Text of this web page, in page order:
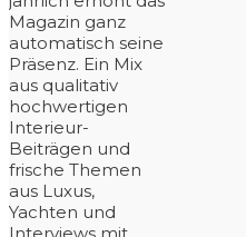
Magazin ganz
automatisch seine
Präsenz. Ein Mix
aus qualitativ
hochwertigen
Interieur-
Beiträgen und
frische Themen
aus Luxus,
Yachten und